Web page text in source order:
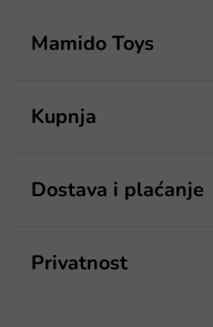
Mamido Toys
Kupnja
Dostava i plaćanje
Privatnost